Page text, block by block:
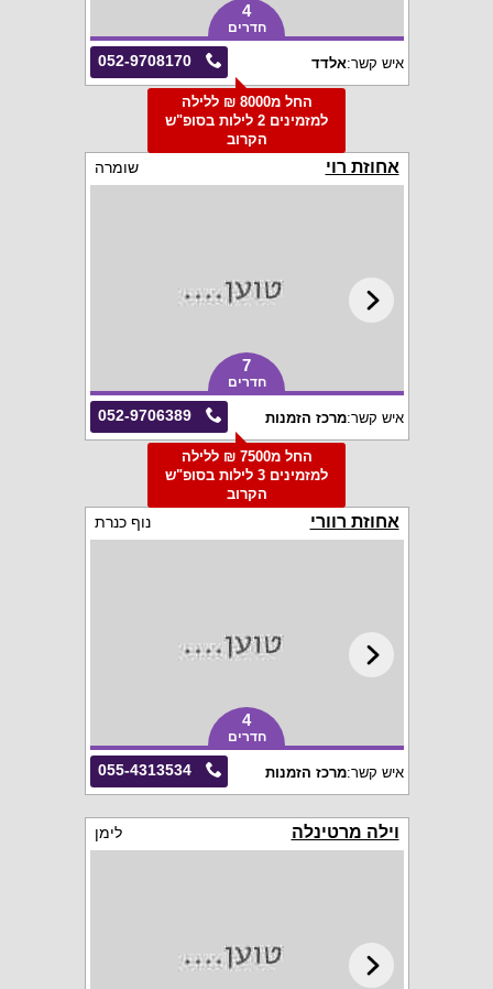
4
חדרים
052-9708170 איש קשר:אלדד
החל מ8000 ₪ ללילה
למזמינים 2 לילות בסופ"ש
הקרוב
אחוזת רוי שומרה
7
חדרים
052-9706389 איש קשר:מרכז הזמנות
החל מ7500 ₪ ללילה
למזמינים 3 לילות בסופ"ש
הקרוב
אחוזת רוורי נוף כנרת
4
חדרים
055-4313534 איש קשר:מרכז הזמנות
וילה מרטינלה לימן